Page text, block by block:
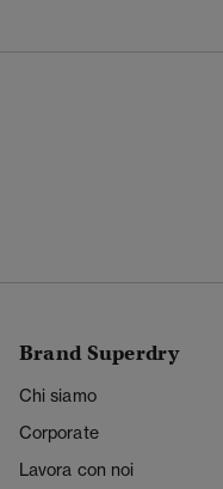
Brand Superdry
Chi siamo
Corporate
Lavora con noi